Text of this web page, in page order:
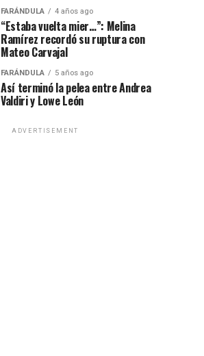
FARÁNDULA 4 años ago
“Estaba vuelta mier…”: Melina
Ramírez recordó su ruptura con
Mateo Carvajal
FARÁNDULA 5 años ago
Así terminó la pelea entre Andrea
Valdiri y Lowe León
ADVERTISEMENT